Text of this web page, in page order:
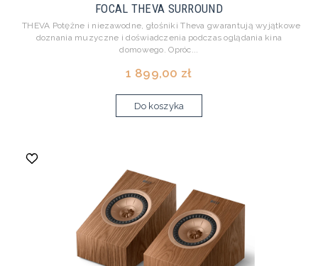
FOCAL THEVA SURROUND
THEVA Potężne i niezawodne, głośniki Theva gwarantują wyjątkowe
doznania muzyczne i doświadczenia podczas oglądania kina
domowego. Opróc...
1 899,00 zł
Do koszyka